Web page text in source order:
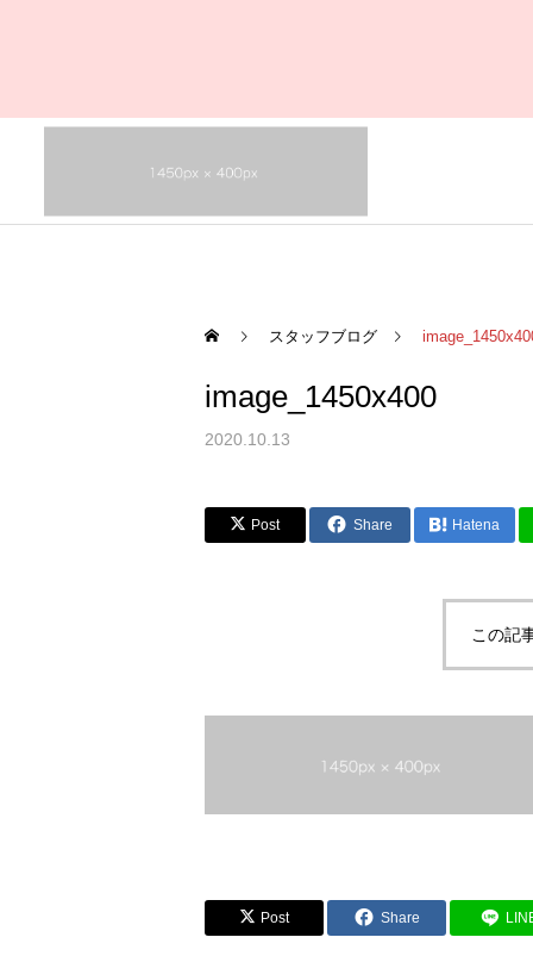
スタッフブログ
image_1450x400
2020.10.13
Post Share Hatena
この記
Post Share